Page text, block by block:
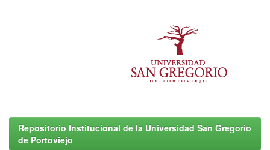
Repositorio Institucional de la Universidad San Gregorio
de Portoviejo